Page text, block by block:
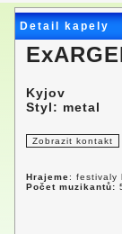
Detail kapely
Kyjov
Styl: metal
Hrajeme: festivaly
Počet muzikantů: